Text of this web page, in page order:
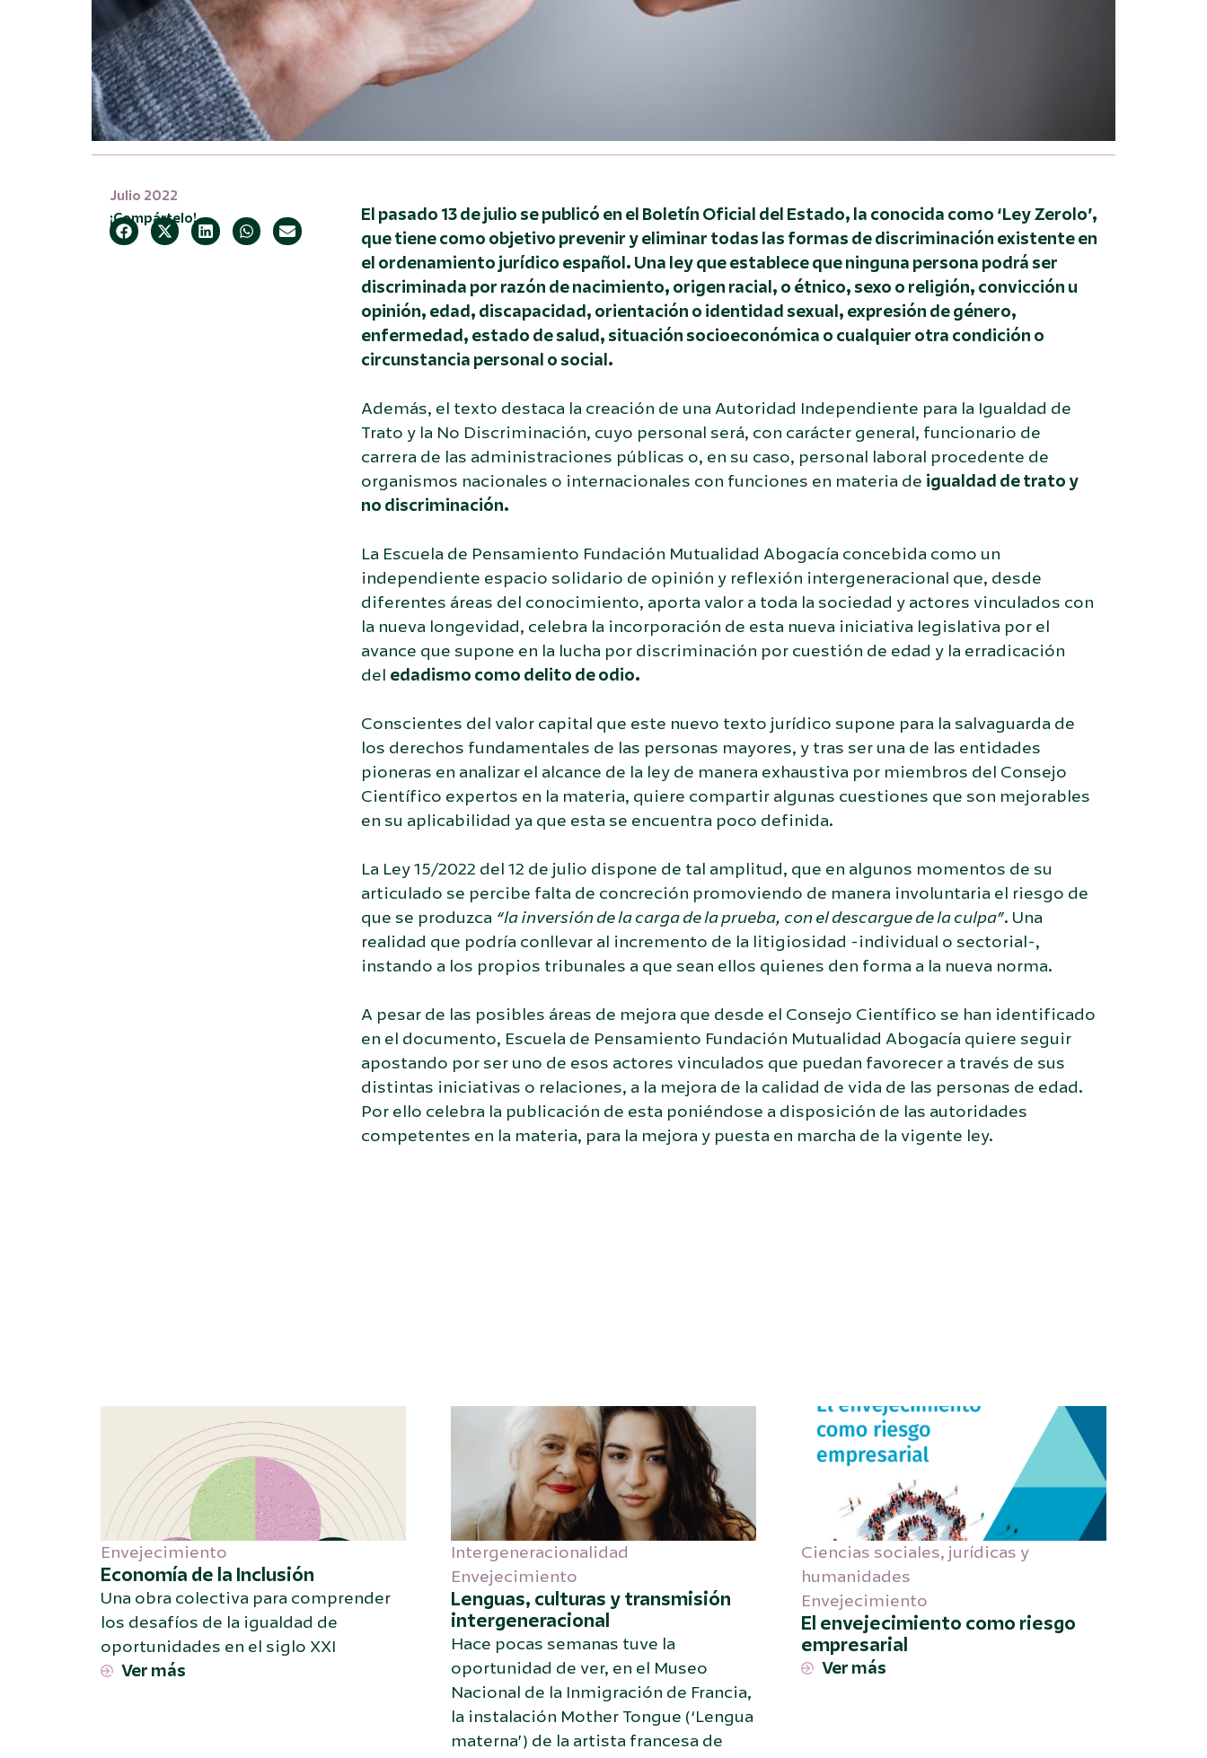
Julio 2022
¡Compártelo!
El pasado 13 de julio se publicó en el Boletín Oficial del Estado, la conocida como ‘Ley Zerolo’,
que tiene como objetivo prevenir y eliminar todas las formas de discriminación existente en
el ordenamiento jurídico español. Una ley que establece que ninguna persona podrá ser
discriminada por razón de nacimiento, origen racial, o étnico, sexo o religión, convicción u
opinión, edad, discapacidad, orientación o identidad sexual, expresión de género,
enfermedad, estado de salud, situación socioeconómica o cualquier otra condición o
circunstancia personal o social.
Además, el texto destaca la creación de una Autoridad Independiente para la Igualdad de
Trato y la No Discriminación, cuyo personal será, con carácter general, funcionario de
carrera de las administraciones públicas o, en su caso, personal laboral procedente de
organismos nacionales o internacionales con funciones en materia de igualdad de trato y
no discriminación.
La Escuela de Pensamiento Fundación Mutualidad Abogacía concebida como un
independiente espacio solidario de opinión y reflexión intergeneracional que, desde
diferentes áreas del conocimiento, aporta valor a toda la sociedad y actores vinculados con
la nueva longevidad, celebra la incorporación de esta nueva iniciativa legislativa por el
avance que supone en la lucha por discriminación por cuestión de edad y la erradicación
del edadismo como delito de odio.
Conscientes del valor capital que este nuevo texto jurídico supone para la salvaguarda de
los derechos fundamentales de las personas mayores, y tras ser una de las entidades
pioneras en analizar el alcance de la ley de manera exhaustiva por miembros del Consejo
Científico expertos en la materia, quiere compartir algunas cuestiones que son mejorables
en su aplicabilidad ya que esta se encuentra poco definida.
La Ley 15/2022 del 12 de julio dispone de tal amplitud, que en algunos momentos de su
articulado se percibe falta de concreción promoviendo de manera involuntaria el riesgo de
que se produzca “la inversión de la carga de la prueba, con el descargue de la culpa”. Una
realidad que podría conllevar al incremento de la litigiosidad -individual o sectorial-,
instando a los propios tribunales a que sean ellos quienes den forma a la nueva norma.
A pesar de las posibles áreas de mejora que desde el Consejo Científico se han identificado
en el documento, Escuela de Pensamiento Fundación Mutualidad Abogacía quiere seguir
apostando por ser uno de esos actores vinculados que puedan favorecer a través de sus
distintas iniciativas o relaciones, a la mejora de la calidad de vida de las personas de edad.
Por ello celebra la publicación de esta poniéndose a disposición de las autoridades
competentes en la materia, para la mejora y puesta en marcha de la vigente ley.
Envejecimiento
Economía de la Inclusión
Una obra colectiva para comprender
los desafíos de la igualdad de
oportunidades en el siglo XXI
Ver más
Intergeneracionalidad
Envejecimiento
Lenguas, culturas y transmisión
intergeneracional
Hace pocas semanas tuve la
oportunidad de ver, en el Museo
Nacional de la Inmigración de Francia,
la instalación Mother Tongue (‘Lengua
materna’) de la artista francesa de
Ciencias sociales, jurídicas y
humanidades
Envejecimiento
El envejecimiento como riesgo
empresarial
Ver más